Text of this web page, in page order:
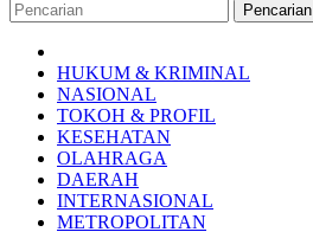
Pencarian
HUKUM & KRIMINAL
NASIONAL
TOKOH & PROFIL
KESEHATAN
OLAHRAGA
DAERAH
INTERNASIONAL
METROPOLITAN